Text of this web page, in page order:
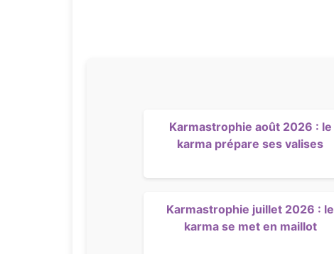
Karmastrophie août 2026 : le
karma prépare ses valises
Karmastrophie juillet 2026 : le
karma se met en maillot